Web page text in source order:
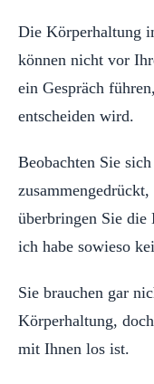
Die Körperhaltung
können nicht vor
ein Gespräch
entscheiden wird.
Beobachten Sie
überbringen Sie die
ich habe sowieso
Sie brauchen gar
Körperhaltung,
mit Ihnen los ist.